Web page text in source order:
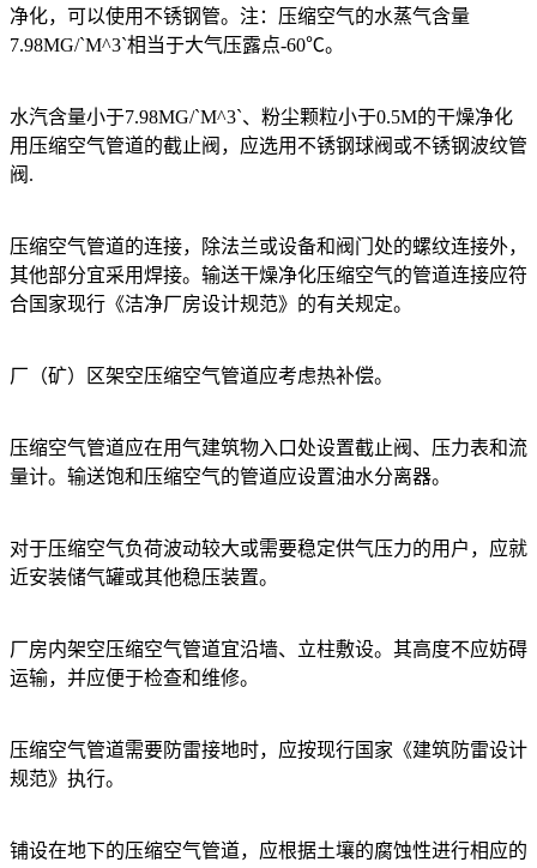
净化，可以使用不锈钢管。注：压缩空气的水蒸气含量
7.98MG/`M^3`相当于大气压露点-60℃。
水汽含量小于7.98MG/`M^3`、粉尘颗粒小于0.5M的干燥净化
用压缩空气管道的截止阀，应选用不锈钢球阀或不锈钢波纹管
阀.
压缩空气管道的连接，除法兰或设备和阀门处的螺纹连接外，
其他部分宜采用焊接。输送干燥净化压缩空气的管道连接应符
合国家现行《洁净厂房设计规范》的有关规定。
厂（矿）区架空压缩空气管道应考虑热补偿。
压缩空气管道应在用气建筑物入口处设置截止阀、压力表和流
量计。输送饱和压缩空气的管道应设置油水分离器。
对于压缩空气负荷波动较大或需要稳定供气压力的用户，应就
近安装储气罐或其他稳压装置。
厂房内架空压缩空气管道宜沿墙、立柱敷设。其高度不应妨碍
运输，并应便于检查和维修。
压缩空气管道需要防雷接地时，应按现行国家《建筑防雷设计
规范》执行。
铺设在地下的压缩空气管道，应根据土壤的腐蚀性进行相应的